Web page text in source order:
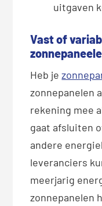
uitgaven
Vast of
Heb je
zonnepanelen
rekening mee
gaat afsluiten
andere
leveranciers
meerjarig
zonnepanelen